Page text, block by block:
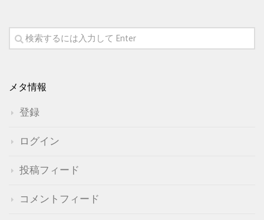
メタ情報
登録
ログイン
投稿フィード
コメントフィード